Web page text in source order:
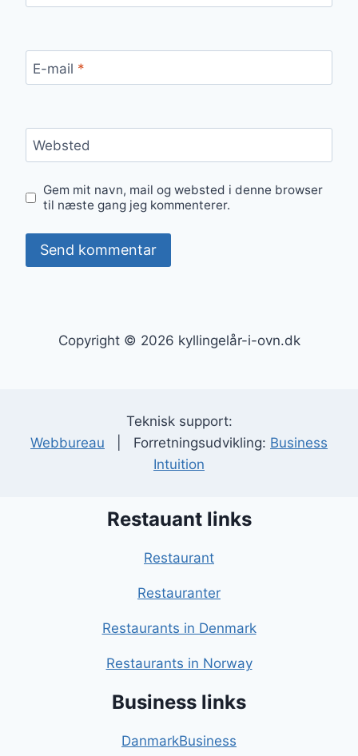
E-mail *
Websted
Gem mit navn, mail og websted i denne browser
til næste gang jeg kommenterer.
Copyright © 2026 kyllingelår-i-ovn.dk
Teknisk support:
Webbureau | Forretningsudvikling: Business
Intuition
Restauant links
Restaurant
Restauranter
Restaurants in Denmark
Restaurants in Norway
Business links
DanmarkBusiness